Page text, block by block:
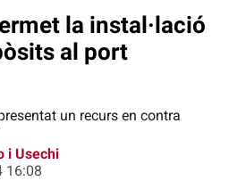
la instal·lació
al port
un recurs en contra
i Usechi
16:08